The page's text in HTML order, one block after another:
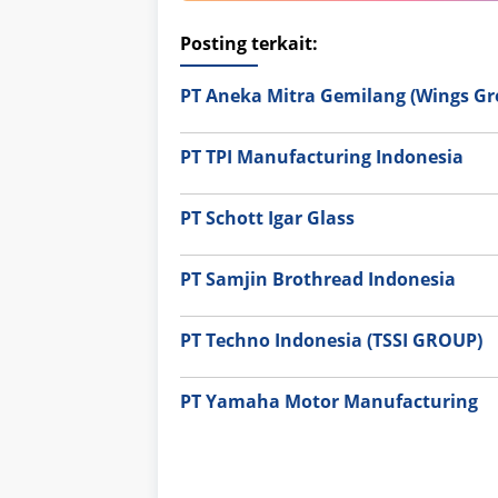
Posting terkait:
PT Aneka Mitra Gemilang (Wings
PT TPI Manufacturing Indonesia
PT Schott Igar Glass
PT Samjin Brothread Indonesia
PT Techno Indonesia (TSSI GROUP)
PT Yamaha Motor Manufacturing